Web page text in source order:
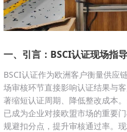
一、引言：BSCI认证现场指
BSCI认证作为欧洲客户衡量供应
场审核环节直接影响认证结果与
著缩短认证周期、降低整改成本
已成为企业对接欧盟市场的重要
规避扣分点，提升审核通过率。